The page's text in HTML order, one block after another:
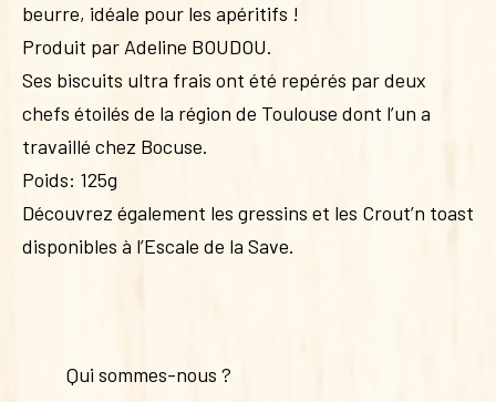
beurre, idéale pour les apéritifs !
Produit par Adeline BOUDOU.
Ses biscuits ultra frais ont été repérés par deux
chefs étoilés de la région de Toulouse dont l’un a
travaillé chez Bocuse.
Poids: 125g
Découvrez également les gressins et les Crout’n toast
disponibles à l’Escale de la Save.
Qui sommes-nous ?